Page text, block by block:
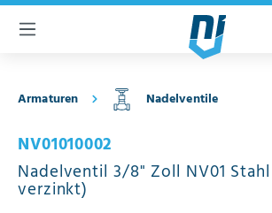
springen
Armaturen Nadelventile
NV01010002
Nadelventil 3/8" Zoll NV01 Stahl (blau
verzinkt)